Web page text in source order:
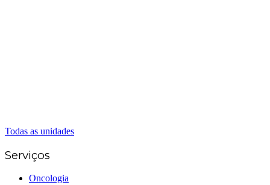
Todas as unidades
Serviços
Oncologia